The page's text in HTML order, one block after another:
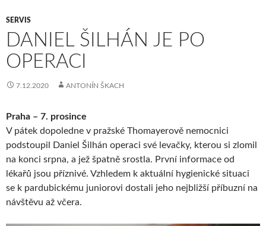
SERVIS
DANIEL ŠILHÁN JE PO
OPERACI
7.12.2020 ANTONÍN ŠKACH
Praha – 7. prosince
V pátek dopoledne v pražské Thomayerově nemocnici
podstoupil Daniel Šilhán operaci své levačky, kterou si zlomil
na konci srpna, a jež špatně srostla. První informace od
lékařů jsou příznivé. Vzhledem k aktuální hygienické situaci
se k pardubickému juniorovi dostali jeho nejbližší příbuzní na
návštěvu až včera.